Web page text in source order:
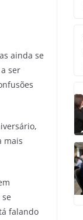
ainda se
ser
mais
falando